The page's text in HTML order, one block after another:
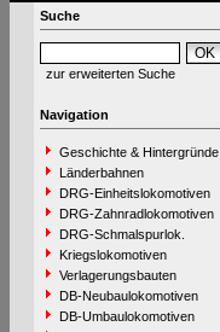
Suche
zur erweiterten Suche
Navigation
Geschichte & Hintergründe
Länderbahnen
DRG-Einheitslokomotiven
DRG-Zahnradlokomotiven
DRG-Schmalspurlok.
Kriegslokomotiven
Verlagerungsbauten
DB-Neubaulokomotiven
DB-Umbaulokomotiven